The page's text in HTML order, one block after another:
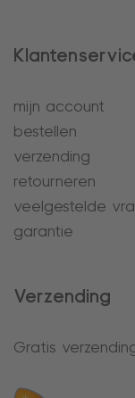
mijn account
bestellen
verzending
retourneren
veelgestelde
garantie
Verzending
Gratis